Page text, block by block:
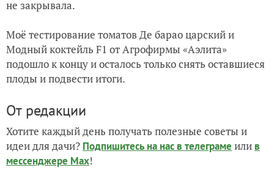
не закрывала.
Моё тестирование томатов Де барао царский и
Модный коктейль F1 от Агрофирмы «Аэлита»
подошло к концу и осталось только снять оставшиеся
плоды и подвести итоги.
От редакции
Хотите каждый день получать полезные советы и
идеи для дачи? Подпишитесь на нас в телеграме или в
мессенджере Max!